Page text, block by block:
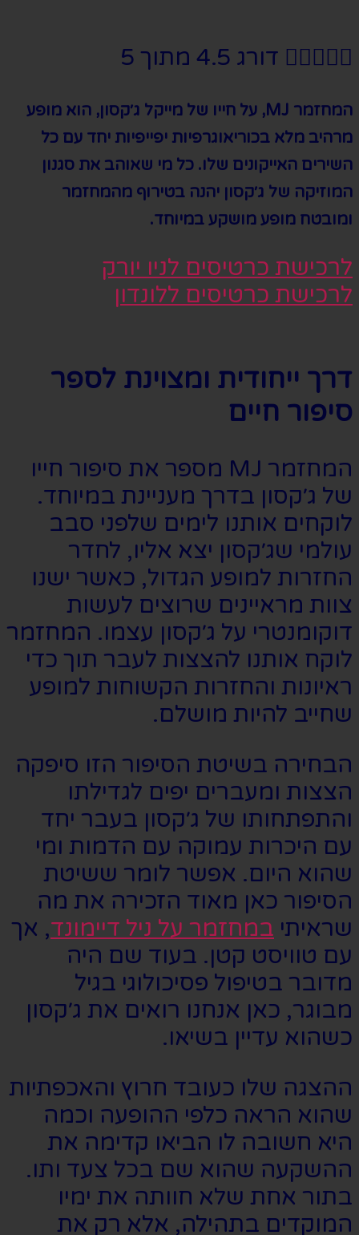
 דורג 4.5 מתוך 5
המחזמר MJ, על חייו של מייקל ג׳קסון, הוא מופע
מרהיב מלא בכוריאוגרפיות יפייפיות יחד עם כל
השירים האייקונים שלו. כל מי שאוהב את סגנון
המוזיקה של ג׳קסון יהנה בטירוף מהמחזמר
ומובטח מופע מושקע במיוחד.
לרכישת כרטיסים לניו יורק
לרכישת כרטיסים ללונדון
דרך ייחודית ומצוינת לספר
סיפור חיים
המחזמר MJ מספר את סיפור חייו
של ג׳קסון בדרך מעניינת במיוחד.
לוקחים אותנו לימים שלפני סבב
עולמי שג׳קסון יצא אליו, לחדר
החזרות למופע הגדול, כאשר ישנו
צוות מראיינים שרוצים לעשות
דוקומנטרי על ג׳קסון עצמו. המחזמר
לוקח אותנו להצצות לעבר תוך כדי
ראיונות והחזרות הקשוחות למופע
שחייב להיות מושלם.
הבחירה בשיטת הסיפור הזו סיפקה
הצצות ומעברים יפים לגדילתו
והתפתחותו של ג׳קסון בעבר יחד
עם היכרות עמוקה עם הדמות ומי
שהוא היום. אפשר לומר ששיטת
הסיפור כאן מאוד הזכירה את מה
שראיתי במחזמר על ניל דיימונד, אך
עם טוויסט קטן. בעוד שם היה
מדובר בטיפול פסיכולוגי בגיל
מבוגר, כאן אנחנו רואים את ג׳קסון
כשהוא עדיין בשיאו.
ההצגה שלו כעובד חרוץ והאכפתיות
שהוא הראה כלפי ההופעה וכמה
היא חשובה לו הביאו קדימה את
ההשקעה שהוא שם בכל צעד ותו.
בתור אחת שלא חוותה את ימיו
המוקדים בתהילה, אלא רק את